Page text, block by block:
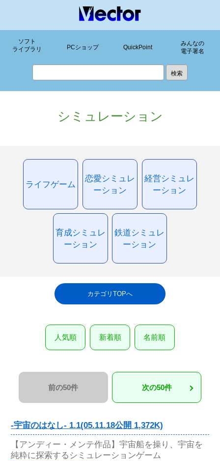
ソフト
ライブラリ
PCショップ QuickPoint
みんなの
電子署名
シミュレーション
ライフゲーム
恋愛シミュレ
ーション
経営シミュレ
ーション
育成シミュレ
ーション
鉄道シミュレ
ーション
カテゴリTOPへ
人気順 新着順 名前順
前の50件 次の50件
-宇宙のはなし- 1.1(05.11.18公開 1,372K)
【アンディー・メンテ作品】宇宙船を操り、宇宙を
純粋に探索するシミュレーションゲーム